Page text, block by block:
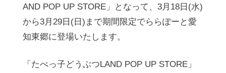
AND POP UP STORE」となって、3月18日(水)
から3月29日(日)まで期間限定でららぽーと愛
知東郷に登場いたします。
「たべっ子どうぶつLAND POP UP STORE」